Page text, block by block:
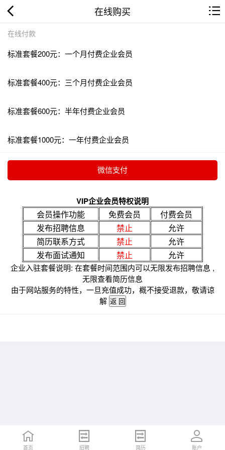
在线购买
在线付款
标准套餐200元：一个月付费企业会员
标准套餐400元：三个月付费企业会员
标准套餐600元：半年付费企业会员
标准套餐1000元：一年付费企业会员
VIP企业会员特权说明
会员操作功能 免费会员
付费会员
发布招聘信息
禁止
允许
简历联系方式
禁止
允许
发布面试通知
禁止 允许
企业入驻套餐说明: 在套餐时间范围内可以无限发布招聘信息 ,
无限查看简历信息
由于网站服务的特性，一旦充值成功，概不接受退款，敬请谅
解
首页 招聘 简历 账户